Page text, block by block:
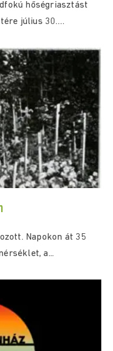
hőségriasztást
július 30.
Napokon át 35
a...